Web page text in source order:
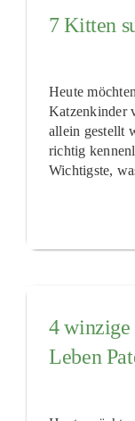
7 Kitten
Heute
Katzenkinder
allein gestellt
richtig
Wichtigste,
4 winzige
Leben